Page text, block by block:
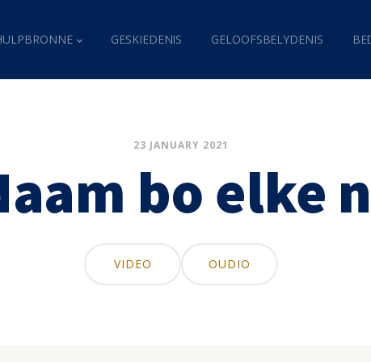
GESKIEDENIS GELOOFSBELYDENIS
23 JANUARY 2021
bo elke
VIDEO OUDIO